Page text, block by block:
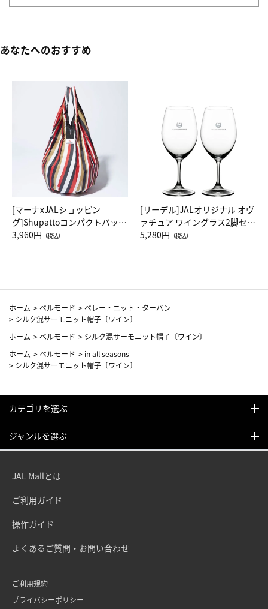
あなたへのおすすめ
[マーナxJALショッピン
グ]Shupattoコンパクトバッグ
Drop JAL客室乗務員（LC）ス
3,960円 （税込）
[リーデル]JALオリジナル オヴ
ァチュア ワイングラス2脚セッ
ト（レッドワイン）
5,280円 （税込）
ホーム >ベルモード >ベレー・ニット・ターバン
> シルク混サーモニット帽子〔ワイン〕
ホーム >ベルモード > シルク混サーモニット帽子〔ワイン〕
ホーム >ベルモード > in all seasons
> シルク混サーモニット帽子〔ワイン〕
カテゴリを選ぶ
ジャンルを選ぶ
JAL Mallとは
ご利用ガイド
操作ガイド
よくあるご質問・お問い合わせ
ご利用規約
プライバシーポリシー